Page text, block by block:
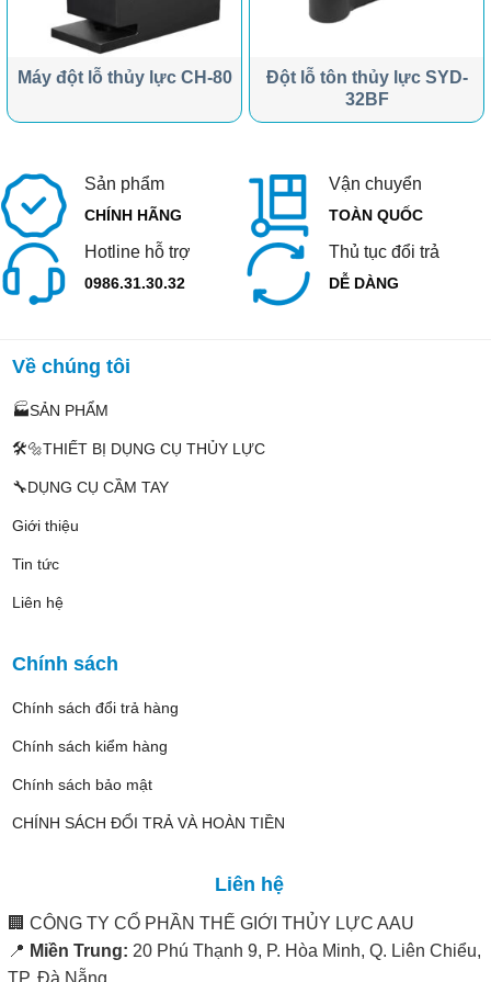
Máy đột lỗ thủy lực CH-80
Đột lỗ tôn thủy lực SYD-
32BF
Sản phẩm
CHÍNH HÃNG
Vận chuyển
TOÀN QUỐC
Hotline hỗ trợ
0986.31.30.32
Thủ tục đổi trả
DỄ DÀNG
Về chúng tôi
🏭SẢN PHẨM
🛠️🔩THIẾT BỊ DỤNG CỤ THỦY LỰC
🔧DỤNG CỤ CẦM TAY
Giới thiệu
Tin tức
Liên hệ
Chính sách
Chính sách đổi trả hàng
Chính sách kiểm hàng
Chính sách bảo mật
CHÍNH SÁCH ĐỔI TRẢ VÀ HOÀN TIỀN
Liên hệ
🏢 CÔNG TY CỔ PHẦN THẾ GIỚI THỦY LỰC AAU
📍 Miền Trung: 20 Phú Thạnh 9, P. Hòa Minh, Q. Liên Chiểu,
TP. Đà Nẵng